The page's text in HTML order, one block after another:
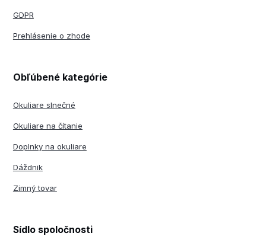
GDPR
Prehlásenie o zhode
Obľúbené kategórie
Okuliare slnečné
Okuliare na čítanie
Doplnky na okuliare
Dáždnik
Zimný tovar
Sídlo spoločnosti